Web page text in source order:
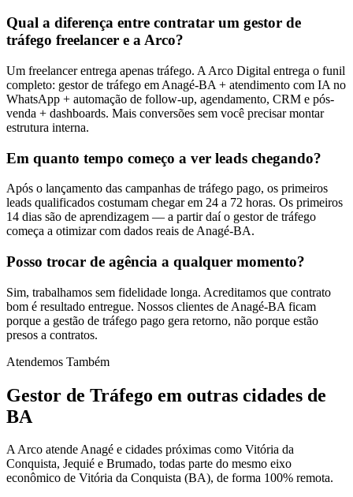
Qual a diferença entre contratar um gestor de
tráfego freelancer e a Arco?
Um freelancer entrega apenas tráfego. A Arco Digital entrega o funil
completo: gestor de tráfego em Anagé-BA + atendimento com IA no
WhatsApp + automação de follow-up, agendamento, CRM e pós-
venda + dashboards. Mais conversões sem você precisar montar
estrutura interna.
Em quanto tempo começo a ver leads chegando?
Após o lançamento das campanhas de tráfego pago, os primeiros
leads qualificados costumam chegar em 24 a 72 horas. Os primeiros
14 dias são de aprendizagem — a partir daí o gestor de tráfego
começa a otimizar com dados reais de Anagé-BA.
Posso trocar de agência a qualquer momento?
Sim, trabalhamos sem fidelidade longa. Acreditamos que contrato
bom é resultado entregue. Nossos clientes de Anagé-BA ficam
porque a gestão de tráfego pago gera retorno, não porque estão
presos a contratos.
Atendemos Também
Gestor de Tráfego em outras cidades de
BA
A Arco atende Anagé e cidades próximas como Vitória da
Conquista, Jequié e Brumado, todas parte do mesmo eixo
econômico de Vitória da Conquista (BA), de forma 100% remota.